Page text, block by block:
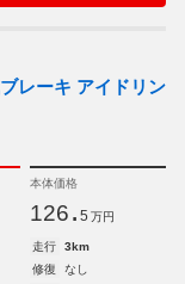
レーキ アイドリン
本体価格
126. 5 万円
走行
3km
修復
なし